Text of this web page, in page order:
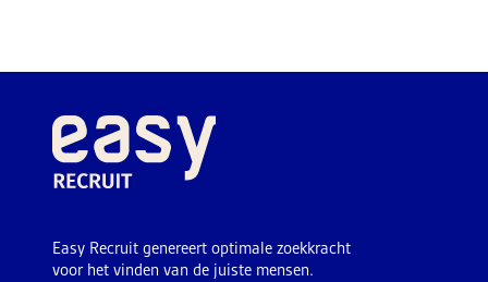
Easy Recruit genereert optimale zoekkracht
voor het vinden van de juiste mensen.